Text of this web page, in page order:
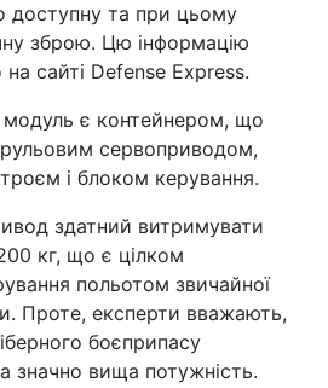
доступну та при цьому
зброю. Цю інформацію
на сайті Defense Express.
модуль є контейнером, що
сервоприводом,
і блоком керування.
здатний витримувати
кг, що є цілком
польотом звичайної
Проте, експерти вважають,
боєприпасу
значно вища потужність.